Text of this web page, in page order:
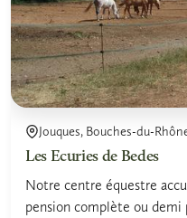
Jouques, Bouches-du-
Les Ecuries de Bedes
Notre centre équestre
pension complète ou demi